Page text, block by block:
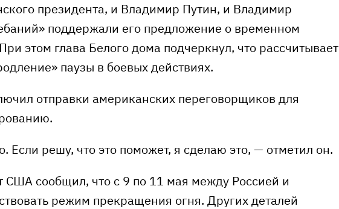
президента, и Владимир Путин, и Владимир
поддержали его предложение о временном
этом глава Белого дома подчеркнул, что рассчитывает
паузы в боевых действиях.
отправки американских переговорщиков для
Если решу, что это поможет, я сделаю это, — отметил он.
США сообщил, что с 9 по 11 мая между Россией и
режим прекращения огня. Других деталей